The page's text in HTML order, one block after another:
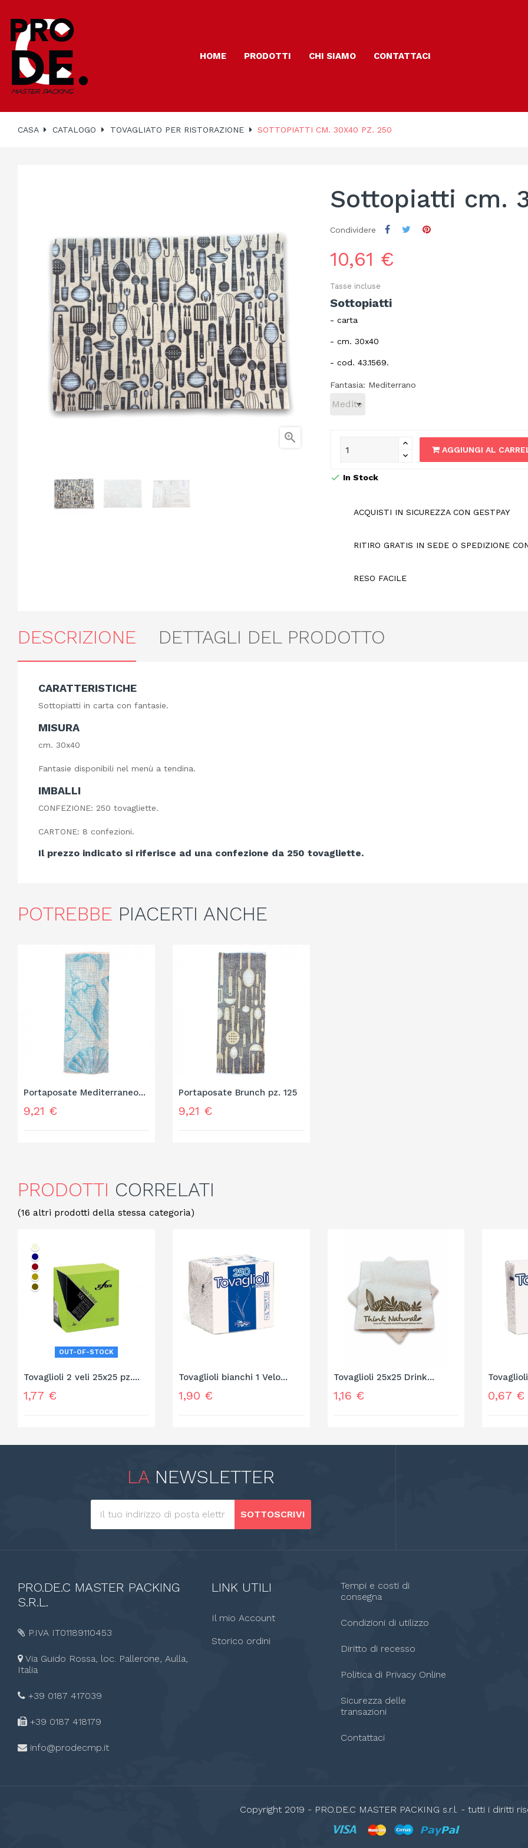
HOME PRODOTTI CHI SIAMO CONTATTACI
CASA CATALOGO TOVAGLIATO PER RISTORAZIONE SOTTOPIATTI CM. 30X40 PZ. 250

Sottopiatti cm.
Condividere
10,61 €
Tasse incluse
Sottopiatti
- carta
- cm. 30x40
- cod. 43.1569.
Fantasia: Mediterrano
AGGIUNGI AL
In Stock
ACQUISTI IN SICUREZZA CON GESTPAY
RITIRO GRATIS IN SEDE O SPEDIZIONE
RESO FACILE
DESCRIZIONE DETTAGLI DEL PRODOTTO
CARATTERISTICHE
Sottopiatti in carta con fantasie.
MISURA
cm. 30x40
Fantasie disponibili nel menù a tendina.
IMBALLI
CONFEZIONE: 250 tovagliette.
CARTONE: 8 confezioni.
Il prezzo indicato si riferisce ad una confezione da 250 tovagliette.
POTREBBE PIACERTI ANCHE
Portaposate Mediterraneo...
Prezzo
9,21 €
Portaposate Brunch pz. 125
Prezzo
9,21 €
PRODOTTI CORRELATI
(16 altri prodotti della stessa categoria)
OUT-OF-STOCK
Tovaglioli 2 veli 25x25 pz....
Prezzo
1,77 €
Tovaglioli bianchi 1 Velo...
Prezzo
1,90 €
Tovaglioli 25x25 Drink...
Prezzo
1,16 € Prezzo
0,67 €
LA NEWSLETTER
SOTTOSCRIVI
PRO.DE.C MASTER PACKING
S.R.L.
P.IVA IT01189110453
Via Guido Rossa, loc. Pallerone, Aulla,
Italia
+39 0187 417039
+39 0187 418179
info@prodecmp.it
LINK UTILI
Il mio Account
Storico ordini
Tempi e costi di
consegna
Condizioni di utilizzo
Diritto di recesso
Politica di Privacy Online
Sicurezza delle
transazioni
Contattaci
Copyright 2019 - PRO.DE.C MASTER PACKING s.r.l. - tutti i diritti